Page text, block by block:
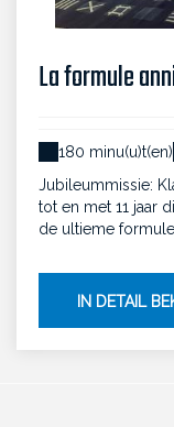
La formule
180 minu(u)t(en)
Jubileummissie:
tot en met 11 jaar
de ultieme formule
IN DETAIL